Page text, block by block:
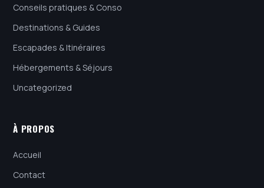
Conseils pratiques & Conso
Destinations & Guides
Escapades & Itinéraires
Hébergements & Séjours
Uncategorized
À PROPOS
Accueil
Contact